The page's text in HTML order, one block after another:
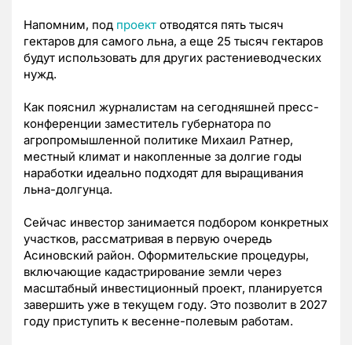
Напомним, под проект отводятся пять тысяч
гектаров для самого льна, а еще 25 тысяч гектаров
будут использовать для других растениеводческих
нужд.
Как пояснил журналистам на сегодняшней пресс-
конференции заместитель губернатора по
агропромышленной политике Михаил Ратнер,
местный климат и накопленные за долгие годы
наработки идеально подходят для выращивания
льна-долгунца.
Сейчас инвестор занимается подбором конкретных
участков, рассматривая в первую очередь
Асиновский район. Оформительские процедуры,
включающие кадастрирование земли через
масштабный инвестиционный проект, планируется
завершить уже в текущем году. Это позволит в 2027
году приступить к весенне-полевым работам.